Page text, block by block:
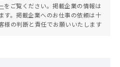
をご覧ください。掲載企業の情報は
す。掲載企業へのお仕事の依頼は十
様の判断と責任でお願いいたします